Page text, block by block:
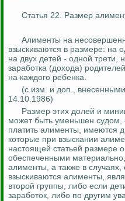
Статья 22. Размер
Алименты на
взыскиваются в размере: на
на двух детей - одной трети,
заработка (дохода)
на каждого ребенка.
(с изм. и доп.,
14.10.1986)
Размер этих долей и
может быть уменьшен судом,
платить алименты, имеются
которые при взыскании
настоящей статьей размере
обеспеченными
алименты, а также в случаях,
взыскиваются алименты,
второй группы, либо если
заработок, либо по другим